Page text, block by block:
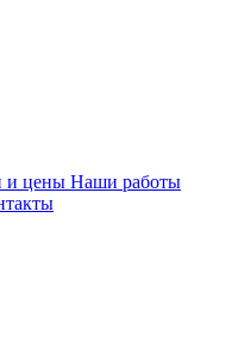
и цены Наши работы